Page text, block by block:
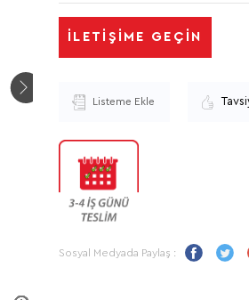
İLETIŞIME GEÇIN
Listeme Ekle
Sosyal Medyada Paylaş :